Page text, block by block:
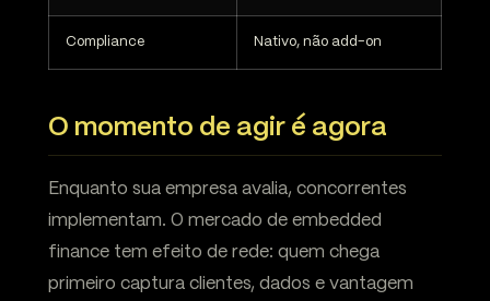
Compliance Nativo, não add-on
O momento de agir é agora
Enquanto sua empresa avalia, concorrentes
implementam. O mercado de embedded
finance tem efeito de rede: quem chega
primeiro captura clientes, dados e vantagem